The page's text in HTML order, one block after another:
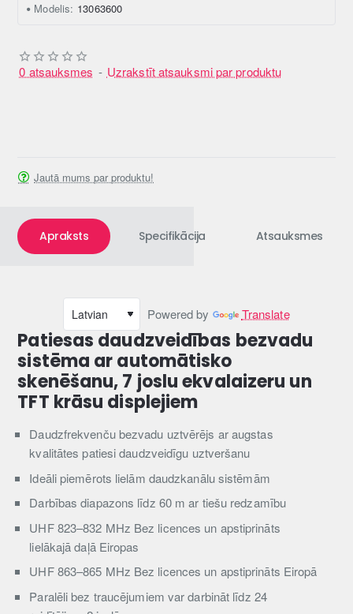
Modelis: 13063600
0 atsauksmes - Uzrakstīt atsauksmi par produktu
Jautā mums par produktu!
Apraksts Specifikācija Atsauksmes
Powered by Translate
Patiesas daudzveidības bezvadu
sistēma ar automātisko
skenēšanu, 7 joslu ekvalaizeru un
TFT krāsu displejiem
Daudzfrekvenču bezvadu uztvērējs ar augstas
kvalitātes patiesi daudzveidīgu uztveršanu
Ideāli piemērots lielām daudzkanālu sistēmām
Darbības diapazons līdz 60 m ar tiešu redzamību
UHF 823–832 MHz Bez licences un apstiprināts
lielākajā daļā Eiropas
UHF 863–865 MHz Bez licences un apstiprināts Eiropā
Paralēli bez traucējumiem var darbināt līdz 24